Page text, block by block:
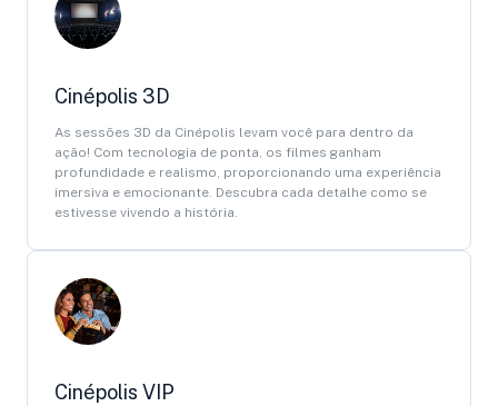
Cinépolis 3D
As sessões 3D da Cinépolis levam você para dentro da
ação! Com tecnologia de ponta, os filmes ganham
profundidade e realismo, proporcionando uma experiência
imersiva e emocionante. Descubra cada detalhe como se
estivesse vivendo a história.
Cinépolis VIP